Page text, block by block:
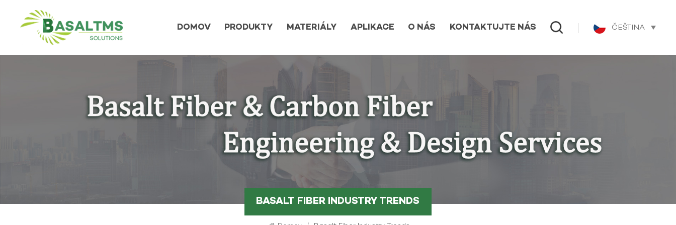
DOMOV PRODUKTY MATERIÁLY APLIKACE O NÁS KONTAKTUJTE NÁS ČEŠTINA
BASALT FIBER INDUSTRY TRENDS